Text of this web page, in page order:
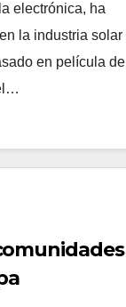
electrónica, ha
la industria solar
en película de